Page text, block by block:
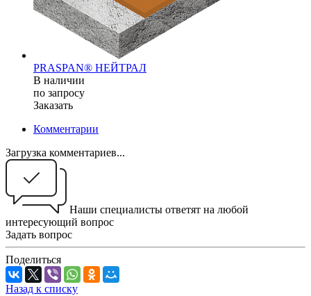
PRASPAN® НЕЙТРАЛ
В наличии
по запросу
Заказать
Комментарии
Загрузка комментариев...
Наши специалисты ответят на любой
интересующий вопрос
Задать вопрос
Поделиться
Назад к списку